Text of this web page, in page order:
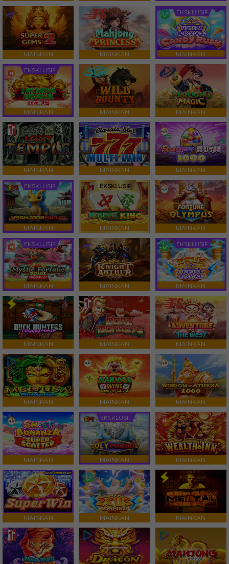
MAINKAN MAINKAN
EKSKLUSIF
MAINKAN
EKSKLUSIF
MAINKAN MAINKAN MAINKAN
MAINKAN MAINKAN MAINKAN
EKSKLUSIF
MAINKAN
EKSKLUSIF
MAINKAN MAINKAN
EKSKLUSIF
MAINKAN MAINKAN
EKSKLUSIF
MAINKAN
MAINKAN MAINKAN MAINKAN
MAINKAN MAINKAN MAINKAN
MAINKAN
EKSKLUSIF
MAINKAN MAINKAN
MAINKAN MAINKAN MAINKAN